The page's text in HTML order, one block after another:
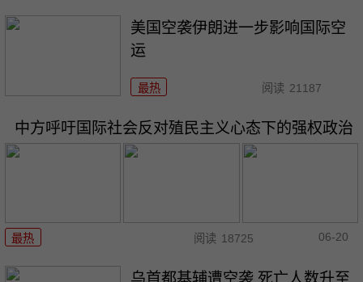
美国空袭伊朗进一步影响国际空
运
最热 阅读 21187
中方呼吁国际社会反对殖民主义心态下的强权政治
最热 阅读 18725 06-20
乌首都基辅遭空袭 死亡人数升至